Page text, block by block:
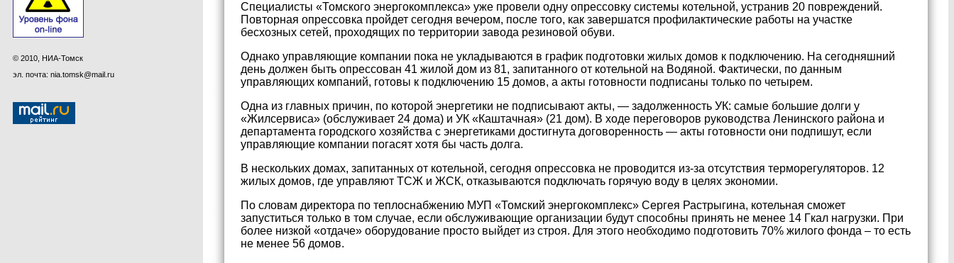
© 2010, НИА-Томск
эл. почта: nia.tomsk@mail.ru
Специалисты «Томского энергокомплекса» уже провели одну опрессовку системы котельной, устранив 20 повреждений.
Повторная опрессовка пройдет сегодня вечером, после того, как завершатся профилактические работы на участке
бесхозных сетей, проходящих по территории завода резиновой обуви.
Однако управляющие компании пока не укладываются в график подготовки жилых домов к подключению. На сегодняшний
день должен быть опрессован 41 жилой дом из 81, запитанного от котельной на Водяной. Фактически, по данным
управляющих компаний, готовы к подключению 15 домов, а акты готовности подписаны только по четырем.
Одна из главных причин, по которой энергетики не подписывают акты, — задолженность УК: самые большие долги у
«Жилсервиса» (обслуживает 24 дома) и УК «Каштачная» (21 дом). В ходе переговоров руководства Ленинского района и
департамента городского хозяйства с энергетиками достигнута договоренность — акты готовности они подпишут, если
управляющие компании погасят хотя бы часть долга.
В нескольких домах, запитанных от котельной, сегодня опрессовка не проводится из-за отсутствия терморегуляторов. 12
жилых домов, где управляют ТСЖ и ЖСК, отказываются подключать горячую воду в целях экономии.
По словам директора по теплоснабжению МУП «Томский энергокомплекс» Сергея Растрыгина, котельная сможет
запуститься только в том случае, если обслуживающие организации будут способны принять не менее 14 Гкал нагрузки. При
более низкой «отдаче» оборудование просто выйдет из строя. Для этого необходимо подготовить 70% жилого фонда – то есть
не менее 56 домов.